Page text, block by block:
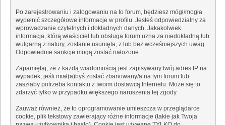
Po zarejestrowaniu i zalogowaniu na to forum, będziesz mógł/mogła
wypełnić szczegółowe informacje w profilu. Jesteś odpowiedzialny za
wprowadzanie czytelnych i dokładnych danych. Jakakolwiek
informacja, którą właściciel lub obsługa forum uzna za niedokładną lub
wulgarną z natury, zostanie usunięta, z lub bez wcześniejszych uwag.
Odpowiednie sankcje mogą zostać nałożone.
Zapamiętaj, że z każdą wiadomością jest zapisywany twój adres IP na
wypadek, jeśli miał(a)byś zostać zbanowany/a na tym forum lub
zaszłaby potrzeba kontaktu z twoim dostawcą Internetu. Może się to
zdarzyć tylko w przypadku większego naruszenia tej zgody.
Zauważ również, że to oprogramowanie umieszcza w przeglądarce
cookie, plik tekstowy zawierający różne informacje (takie jak Twoja